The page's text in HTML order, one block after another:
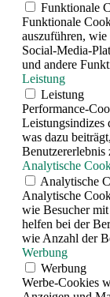
Funktionale
Funktionale
auszuführen, wie
Social-Media-
und andere
Leistung
Leistung
Performance-
Leistungsindizes
was dazu
Benutzererlebnis
Analytische
Analytische
Analytische
wie Besucher
helfen bei der
wie Anzahl der
Werbung
Werbung
Werbe-Cookies